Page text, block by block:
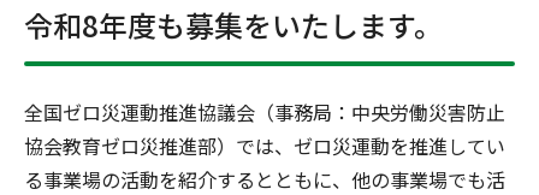
令和8年度も募集をいたします。
全国ゼロ災運動推進協議会（事務局：中央労働災害防止
協会教育ゼロ災推進部）では、ゼロ災運動を推進してい
る事業場の活動を紹介するとともに、他の事業場でも活